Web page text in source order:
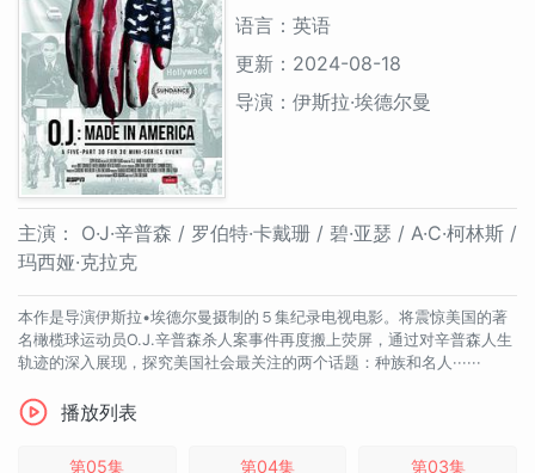
语言：英语
更新：2024-08-18
导演：伊斯拉·埃德尔曼
主演：
O·J·辛普森 / 罗伯特·卡戴珊 / 碧·亚瑟 / A·C·柯林斯 /
玛西娅·克拉克
本作是导演伊斯拉•埃德尔曼摄制的５集纪录电视电影。将震惊美国的著
名橄榄球运动员O.J.辛普森杀人案事件再度搬上荧屏，通过对辛普森人生
轨迹的深入展现，探究美国社会最关注的两个话题：种族和名人······
播放列表
第05集 第04集 第03集